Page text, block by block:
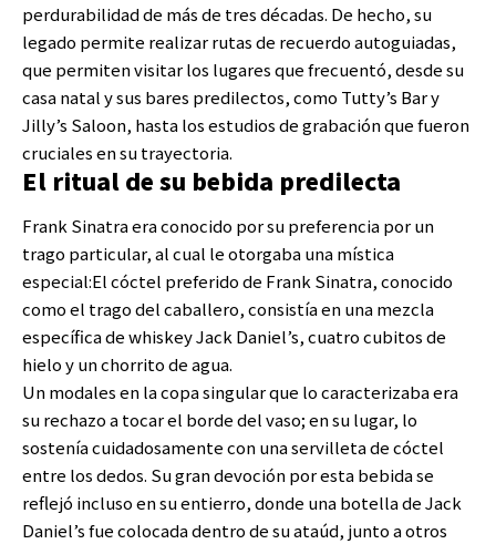
perdurabilidad de más de tres décadas. De hecho, su
legado permite realizar rutas de recuerdo autoguiadas,
que permiten visitar los lugares que frecuentó, desde su
casa natal y sus bares predilectos, como Tutty’s Bar y
Jilly’s Saloon, hasta los estudios de grabación que fueron
cruciales en su trayectoria.
El ritual de su bebida predilecta
Frank Sinatra era conocido por su preferencia por un
trago particular, al cual le otorgaba una mística
especial:El cóctel preferido de Frank Sinatra, conocido
como el trago del caballero, consistía en una mezcla
específica de whiskey Jack Daniel’s, cuatro cubitos de
hielo y un chorrito de agua.
Un modales en la copa singular que lo caracterizaba era
su rechazo a tocar el borde del vaso; en su lugar, lo
sostenía cuidadosamente con una servilleta de cóctel
entre los dedos. Su gran devoción por esta bebida se
reflejó incluso en su entierro, donde una botella de Jack
Daniel’s fue colocada dentro de su ataúd, junto a otros